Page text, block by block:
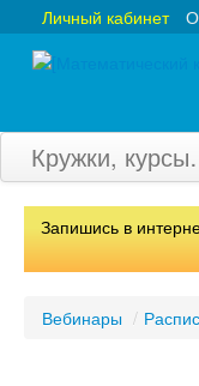
Личный кабинет
Кружки,
Главная
Запишись в
Вебинары /